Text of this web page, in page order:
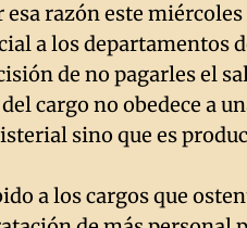
esa razón este
a los departamentos
de no pagarles el
cargo no obedece a
sino que es
a los cargos que